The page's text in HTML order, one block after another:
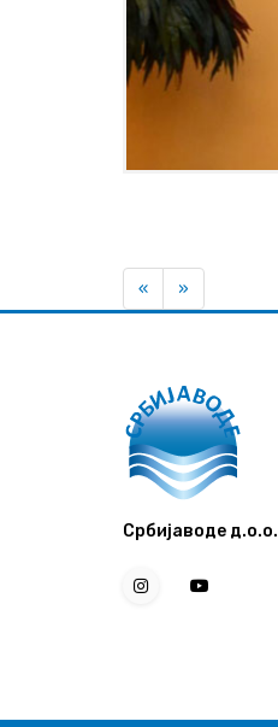
«Previous
»
Србијаводе д.о.о.